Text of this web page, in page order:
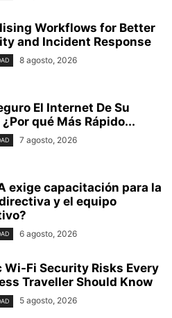
Workflows for Better
and Incident Response
8 agosto, 2026
El Internet De Su
qué Más Rápido...
7 agosto, 2026
exige capacitación para la
y el equipo
6 agosto, 2026
Wi-Fi Security Risks Every
Traveller Should Know
5 agosto, 2026